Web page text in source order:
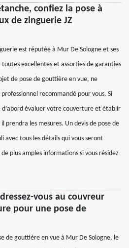
confiez la pose à
de zinguerie JZ
est réputée à Mur De Sologne et ses
excellentes et assorties de garanties
de pose de gouttière en vue, ne
recommandé pour vous. Si
d’abord évaluer votre couverture et établir
prendra les mesures. Un devis de pose de
avec tous les détails qui vous seront
plus amples informations si vous résidez
vous au couvreur
pour une pose de
de gouttière en vue à Mur De Sologne, le